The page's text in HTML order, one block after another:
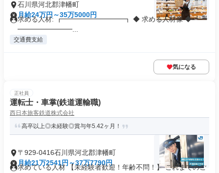
石川県河北郡津幡町
月給24万円～35万5000円
求める人材: ┏━━━━━━━━━┓ ◆ 求める人材像 ◆ ┗━
━━━━━━━━...
交通費支給
気になる
正社員
運転士・車掌(鉄道運輸職)
西日本旅客鉄道株式会社
高卒以上◎未経験◎賞与年5.42ヶ月！
〒929-0416石川県河北郡津幡町
月給21万2541円～37万7790円
求めている人材 【未経験者歓迎！年齢不問！】 これまでのご